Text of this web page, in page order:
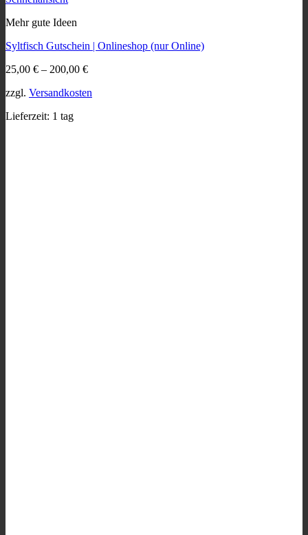
weist
Varianten
Die
können
auf
der
Mehr gute Ideen
Syltfisch Gutschein | Onlineshop (nur Online)
25,00 € – 200,00 €
zzgl. Versandkosten
Lieferzeit: 1 tag